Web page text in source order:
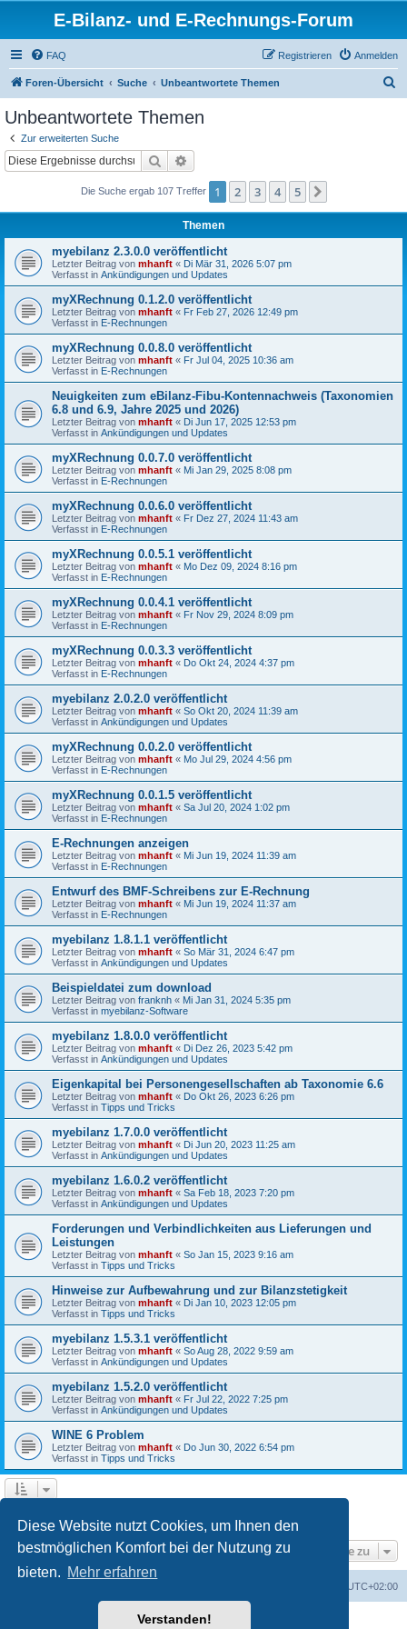
Diese Website nutzt Cookies, um Ihnen den
bestmöglichen Komfort bei der Nutzung zu
bieten. Mehr erfahren
Verstanden!
E-Bilanz- und E-Rechnungs-Forum
FAQ Anmelden
Registrieren
Foren-Übersicht Suche Unbeantwortete Themen
Unbeantwortete Themen
Zur erweiterten Suche
Suche
Die Suche ergab 107 Treffer 1 2 3 4 5
Themen
myebilanz 2.3.0.0 veröffentlicht
Letzter Beitrag von mhanft « Di Mär 31, 2026 5:07 pm
Verfasst in Ankündigungen und Updates
myXRechnung 0.1.2.0 veröffentlicht
Letzter Beitrag von mhanft « Fr Feb 27, 2026 12:49 pm
Verfasst in E-Rechnungen
myXRechnung 0.0.8.0 veröffentlicht
Letzter Beitrag von mhanft « Fr Jul 04, 2025 10:36 am
Verfasst in E-Rechnungen
Neuigkeiten zum eBilanz-Fibu-Kontennachweis (Taxonomien
6.8 und 6.9, Jahre 2025 und 2026)
Letzter Beitrag von mhanft « Di Jun 17, 2025 12:53 pm
Verfasst in Ankündigungen und Updates
myXRechnung 0.0.7.0 veröffentlicht
Letzter Beitrag von mhanft « Mi Jan 29, 2025 8:08 pm
Verfasst in E-Rechnungen
myXRechnung 0.0.6.0 veröffentlicht
Letzter Beitrag von mhanft « Fr Dez 27, 2024 11:43 am
Verfasst in E-Rechnungen
myXRechnung 0.0.5.1 veröffentlicht
Letzter Beitrag von mhanft « Mo Dez 09, 2024 8:16 pm
Verfasst in E-Rechnungen
myXRechnung 0.0.4.1 veröffentlicht
Letzter Beitrag von mhanft « Fr Nov 29, 2024 8:09 pm
Verfasst in E-Rechnungen
myXRechnung 0.0.3.3 veröffentlicht
Letzter Beitrag von mhanft « Do Okt 24, 2024 4:37 pm
Verfasst in E-Rechnungen
myebilanz 2.0.2.0 veröffentlicht
Letzter Beitrag von mhanft « So Okt 20, 2024 11:39 am
Verfasst in Ankündigungen und Updates
myXRechnung 0.0.2.0 veröffentlicht
Letzter Beitrag von mhanft « Mo Jul 29, 2024 4:56 pm
Verfasst in E-Rechnungen
myXRechnung 0.0.1.5 veröffentlicht
Letzter Beitrag von mhanft « Sa Jul 20, 2024 1:02 pm
Verfasst in E-Rechnungen
E-Rechnungen anzeigen
Letzter Beitrag von mhanft « Mi Jun 19, 2024 11:39 am
Verfasst in E-Rechnungen
Entwurf des BMF-Schreibens zur E-Rechnung
Letzter Beitrag von mhanft « Mi Jun 19, 2024 11:37 am
Verfasst in E-Rechnungen
myebilanz 1.8.1.1 veröffentlicht
Letzter Beitrag von mhanft « So Mär 31, 2024 6:47 pm
Verfasst in Ankündigungen und Updates
Beispieldatei zum download
Letzter Beitrag von franknh « Mi Jan 31, 2024 5:35 pm
Verfasst in myebilanz-Software
myebilanz 1.8.0.0 veröffentlicht
Letzter Beitrag von mhanft « Di Dez 26, 2023 5:42 pm
Verfasst in Ankündigungen und Updates
Eigenkapital bei Personengesellschaften ab Taxonomie 6.6
Letzter Beitrag von mhanft « Do Okt 26, 2023 6:26 pm
Verfasst in Tipps und Tricks
myebilanz 1.7.0.0 veröffentlicht
Letzter Beitrag von mhanft « Di Jun 20, 2023 11:25 am
Verfasst in Ankündigungen und Updates
myebilanz 1.6.0.2 veröffentlicht
Letzter Beitrag von mhanft « Sa Feb 18, 2023 7:20 pm
Verfasst in Ankündigungen und Updates
Forderungen und Verbindlichkeiten aus Lieferungen und
Leistungen
Letzter Beitrag von mhanft « So Jan 15, 2023 9:16 am
Verfasst in Tipps und Tricks
Hinweise zur Aufbewahrung und zur Bilanzstetigkeit
Letzter Beitrag von mhanft « Di Jan 10, 2023 12:05 pm
Verfasst in Tipps und Tricks
myebilanz 1.5.3.1 veröffentlicht
Letzter Beitrag von mhanft « So Aug 28, 2022 9:59 am
Verfasst in Ankündigungen und Updates
myebilanz 1.5.2.0 veröffentlicht
Letzter Beitrag von mhanft « Fr Jul 22, 2022 7:25 pm
Verfasst in Ankündigungen und Updates
WINE 6 Problem
Letzter Beitrag von mhanft « Do Jun 30, 2022 6:54 pm
Verfasst in Tipps und Tricks
Gehe zu
UTC+02:00
Powered byphpBB® Forum Software © phpBB Limited